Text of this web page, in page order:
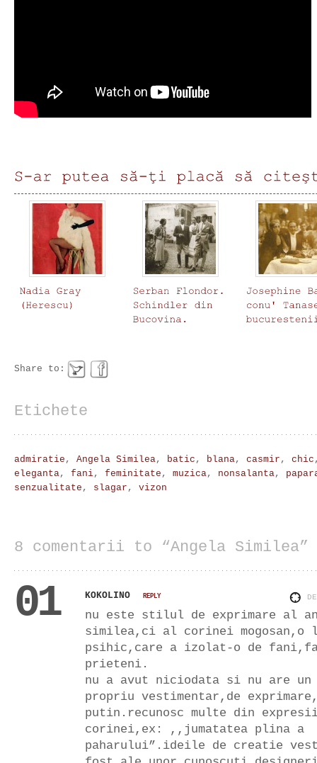
Share to:
Etichete
admiratie , Angela Similea, batic , blana, casmir , chic
eleganta, fani, feminitate , muzica, nonsalanta,
senzualitate , slagar , vizon
8 comentarii to “Angela Similea”
01 KOKOLINO REPLY
nu este stilul de exprimare al
similea,ci al corinei mogosan,o
psihic,care a izolat-o de
prieteni.
nu a avut niciodata si nu are
propriu vestimentar,de
putin.recunosc multe din
corinei,ex: ,,jumatatea plina a
paharului”.ideile de creatie